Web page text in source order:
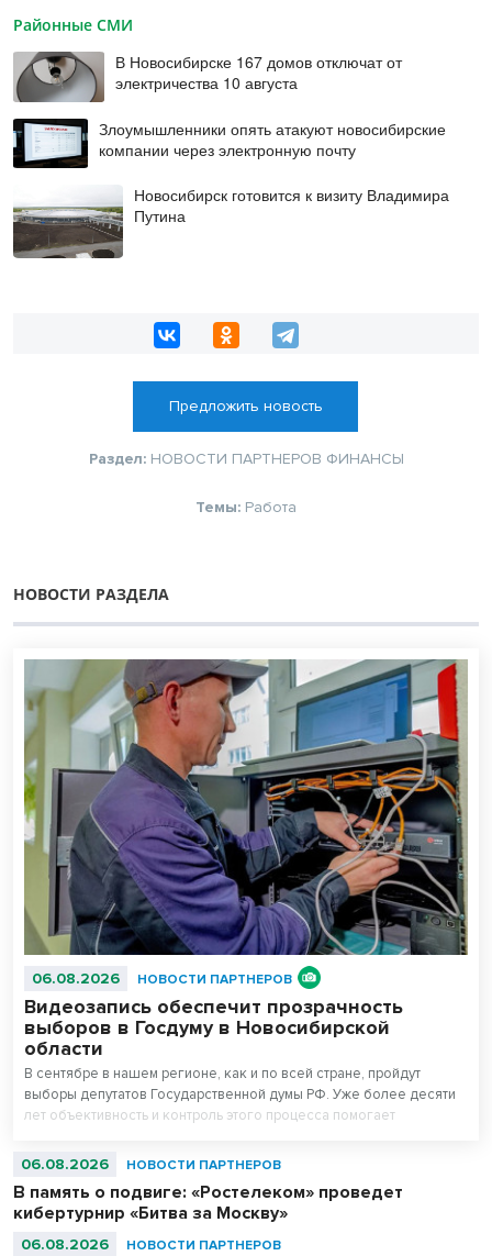
Районные СМИ
В Новосибирске 167 домов отключат от
электричества 10 августа
Злоумышленники опять атакуют новосибирские
компании через электронную почту
Новосибирск готовится к визиту Владимира
Путина
Предложить новость
Раздел: НОВОСТИ ПАРТНЕРОВ ФИНАНСЫ
Темы: Работа
НОВОСТИ РАЗДЕЛА
06.08.2026 НОВОСТИ ПАРТНЕРОВ
Видеозапись обеспечит прозрачность
выборов в Госдуму в Новосибирской
области
В сентябре в нашем регионе, как и по всей стране, пройдут
выборы депутатов Государственной думы РФ. Уже более десяти
лет объективность и контроль этого процесса помогает
избирательных участках.
06.08.2026 НОВОСТИ ПАРТНЕРОВ
В память о подвиге: «Ростелеком» проведет
кибертурнир «Битва за Москву»
06.08.2026 НОВОСТИ ПАРТНЕРОВ